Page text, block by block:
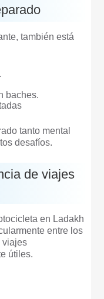
también está
baches.
tanto mental
desafíos.
de viajes
en Ladakh
entre los
viajes
útiles.